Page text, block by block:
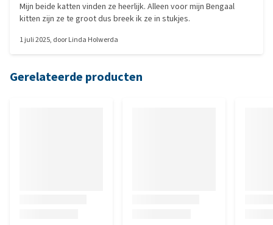
Mijn beide katten vinden ze heerlijk. Alleen voor mijn Bengaal
kitten zijn ze te groot dus breek ik ze in stukjes.
1 juli 2025, doorLinda Holwerda
Gerelateerde producten